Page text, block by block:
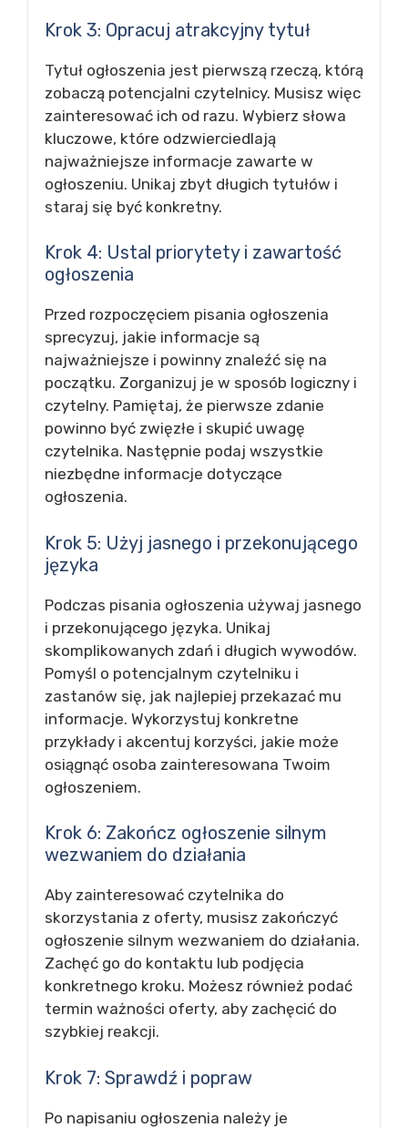
Krok 3: Opracuj atrakcyjny tytuł
Tytuł ogłoszenia jest pierwszą rzeczą, którą
zobaczą potencjalni czytelnicy. Musisz więc
zainteresować ich od razu. Wybierz słowa
kluczowe, które odzwierciedlają
najważniejsze informacje zawarte w
ogłoszeniu. Unikaj zbyt długich tytułów i
staraj się być konkretny.
Krok 4: Ustal priorytety i zawartość
ogłoszenia
Przed rozpoczęciem pisania ogłoszenia
sprecyzuj, jakie informacje są
najważniejsze i powinny znaleźć się na
początku. Zorganizuj je w sposób logiczny i
czytelny. Pamiętaj, że pierwsze zdanie
powinno być zwięzłe i skupić uwagę
czytelnika. Następnie podaj wszystkie
niezbędne informacje dotyczące
ogłoszenia.
Krok 5: Użyj jasnego i przekonującego
języka
Podczas pisania ogłoszenia używaj jasnego
i przekonującego języka. Unikaj
skomplikowanych zdań i długich wywodów.
Pomyśl o potencjalnym czytelniku i
zastanów się, jak najlepiej przekazać mu
informacje. Wykorzystuj konkretne
przykłady i akcentuj korzyści, jakie może
osiągnąć osoba zainteresowana Twoim
ogłoszeniem.
Krok 6: Zakończ ogłoszenie silnym
wezwaniem do działania
Aby zainteresować czytelnika do
skorzystania z oferty, musisz zakończyć
ogłoszenie silnym wezwaniem do działania.
Zachęć go do kontaktu lub podjęcia
konkretnego kroku. Możesz również podać
termin ważności oferty, aby zachęcić do
szybkiej reakcji.
Krok 7: Sprawdź i popraw
Po napisaniu ogłoszenia należy je